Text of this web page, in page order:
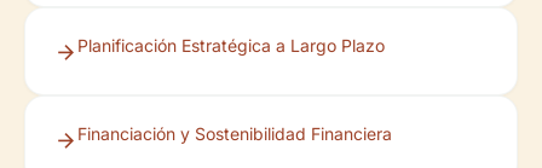
Planificación Estratégica a Largo Plazo
Financiación y Sostenibilidad Financiera